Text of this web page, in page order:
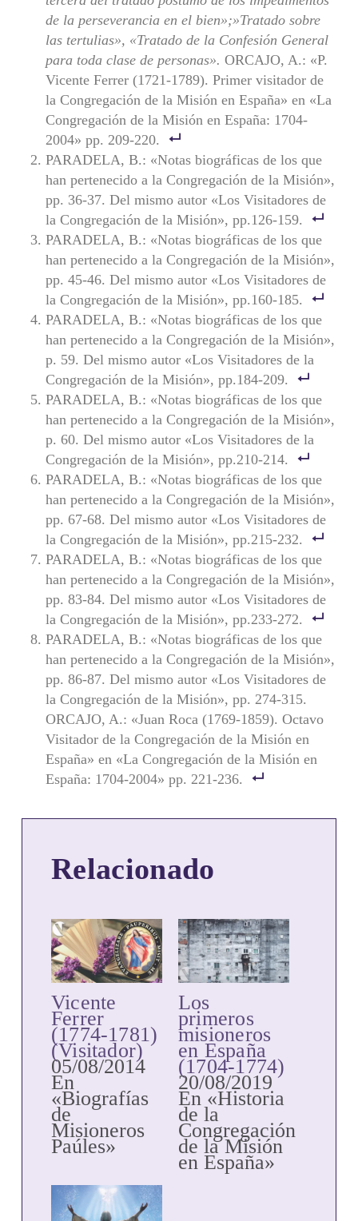
de la perseverancia en el bien»;»Tratado sobre
las tertulias», «Tratado de la Confesión General
para toda clase de personas». ORCAJO, A.: «P.
Vicente Ferrer (1721-1789). Primer visitador de
la Congregación de la Misión en España» en «La
Congregación de la Misión en España: 1704-
2004» pp. 209-220.
PARADELA, B.: «Notas biográficas de los que
han pertenecido a la Congregación de la Misión»,
pp. 36-37. Del mismo autor «Los Visitadores de
la Congregación de la Misión», pp.126-159.
PARADELA, B.: «Notas biográficas de los que
han pertenecido a la Congregación de la Misión»,
pp. 45-46. Del mismo autor «Los Visitadores de
la Congregación de la Misión», pp.160-185.
PARADELA, B.: «Notas biográficas de los que
han pertenecido a la Congregación de la Misión»,
p. 59. Del mismo autor «Los Visitadores de la
Congregación de la Misión», pp.184-209.
PARADELA, B.: «Notas biográficas de los que
han pertenecido a la Congregación de la Misión»,
p. 60. Del mismo autor «Los Visitadores de la
Congregación de la Misión», pp.210-214.
PARADELA, B.: «Notas biográficas de los que
han pertenecido a la Congregación de la Misión»,
pp. 67-68. Del mismo autor «Los Visitadores de
la Congregación de la Misión», pp.215-232.
PARADELA, B.: «Notas biográficas de los que
han pertenecido a la Congregación de la Misión»,
pp. 83-84. Del mismo autor «Los Visitadores de
la Congregación de la Misión», pp.233-272.
PARADELA, B.: «Notas biográficas de los que
han pertenecido a la Congregación de la Misión»,
pp. 86-87. Del mismo autor «Los Visitadores de
la Congregación de la Misión», pp. 274-315.
ORCAJO, A.: «Juan Roca (1769-1859). Octavo
Visitador de la Congregación de la Misión en
España» en «La Congregación de la Misión en
España: 1704-2004» pp. 221-236.
Relacionado
Vicente
Ferrer
(1774-1781)
(Visitador)
05/08/2014
En
«Biografías
de
Misioneros
Paúles»
Los
primeros
misioneros
en España
(1704-1774)
20/08/2019
En «Historia
de la
Congregación
de la Misión
en España»